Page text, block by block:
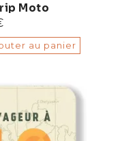
Moto
au panier